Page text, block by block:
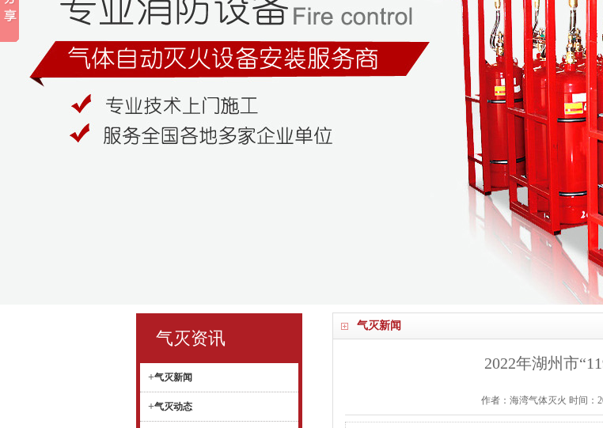
气灭新闻
2022年湖州市
作者：海湾气体灭火 时间：
气灭资讯
+气灭新闻
+气灭动态